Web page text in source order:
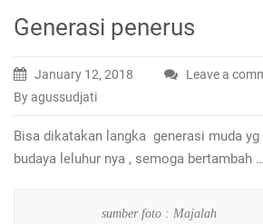
Generasi penerus
January 12, 2018
Leave a
By agussudjati
Bisa dikatakan langka generasi muda
budaya leluhur nya , semoga bertambah
sumber foto : Majalah